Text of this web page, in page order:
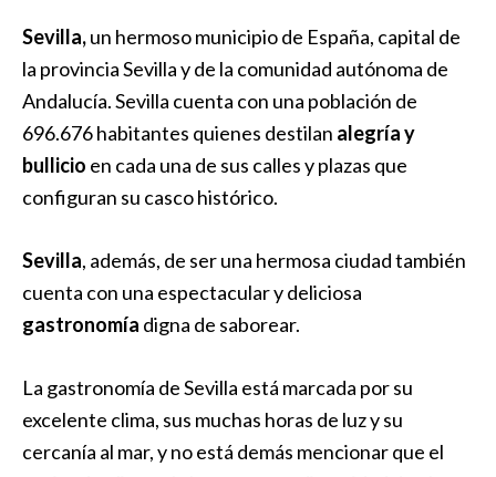
Sevilla,un hermoso municipio de España, capital de
la provincia Sevilla y de la comunidad autónoma de
Andalucía. Sevilla cuenta con una población de
696.676 habitantes quienes destilan alegría y
bullicio en cada una de sus calles y plazas que
configuran su casco histórico.
Sevilla, además, de ser una hermosa ciudad también
cuenta con una espectacular y deliciosa
gastronomía digna de saborear.
La gastronomía de Sevilla está marcada por su
excelente clima, sus muchas horas de luz y su
cercanía al mar, y no está demás mencionar que el